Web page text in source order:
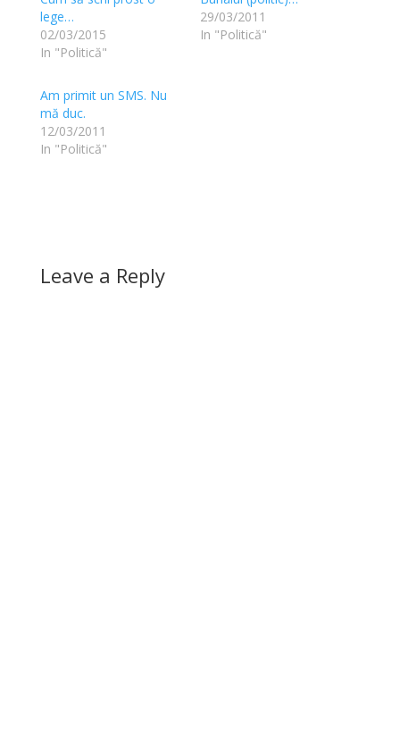
lege…
02/03/2015
In "Politică"
29/03/2011
In "Politică"
Am primit un SMS. Nu
mă duc.
12/03/2011
In "Politică"
Leave a Reply